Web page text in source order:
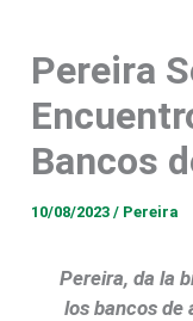
Pereira
Bancos
10/08/2023/ Pereira
Pereira, da la
los bancos de